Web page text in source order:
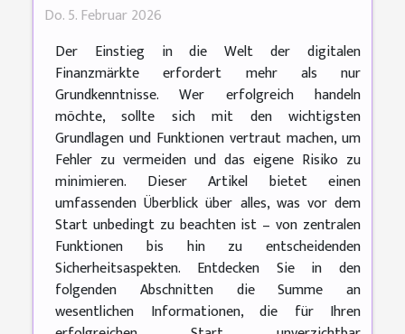
Do. 5. Februar 2026
Der Einstieg in die Welt der digitalen
Finanzmärkte erfordert mehr als nur
Grundkenntnisse. Wer erfolgreich handeln
möchte, sollte sich mit den wichtigsten
Grundlagen und Funktionen vertraut machen, um
Fehler zu vermeiden und das eigene Risiko zu
minimieren. Dieser Artikel bietet einen
umfassenden Überblick über alles, was vor dem
Start unbedingt zu beachten ist – von zentralen
Funktionen bis hin zu entscheidenden
Sicherheitsaspekten. Entdecken Sie in den
folgenden Abschnitten die Summe an
wesentlichen Informationen, die für Ihren